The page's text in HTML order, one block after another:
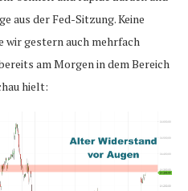
aus der Fed-Sitzung. Keine
wir gestern auch mehrfach
am Morgen in dem Bereich
hielt: